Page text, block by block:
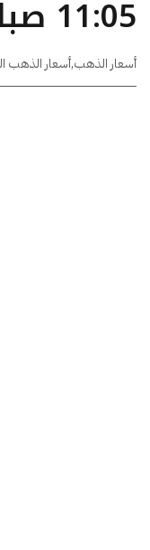
11:05 صباحا
أسعار الذهب,أسعار الذهب